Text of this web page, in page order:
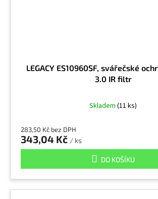
LEGACY ES10960SF, svářečské
3.0 IR filtr
Skladem (11 ks)
283,50 Kč bez DPH
343,04 Kč / ks
DO KOŠÍKU